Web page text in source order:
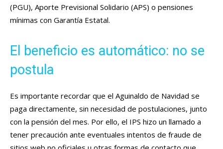
(PGU), Aporte Previsional Solidario (APS) o pensiones
mínimas con Garantía Estatal.
El beneficio es automático: no se
postula
Es importante recordar que el Aguinaldo de Navidad se
paga directamente, sin necesidad de postulaciones, junto
con la pensión del mes. Por ello, el IPS hizo un llamado a
tener precaución ante eventuales intentos de fraude de